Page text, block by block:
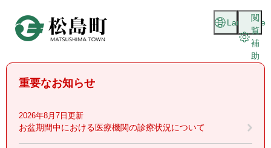
頭
閲
覧
補
助
Language
重要なお知らせ
2026年8月7日更新
お盆期間中における医療機関の診療状況について